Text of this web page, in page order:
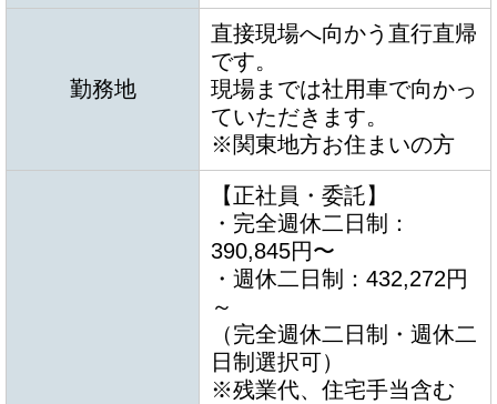
勤務地
直接現場へ向かう直行直帰
です。
現場までは社用車で向かっ
ていただきます。
※関東地方お住まいの方
【正社員・委託】
・完全週休二日制：
390,845円〜
・週休二日制：432,272円
～
（完全週休二日制・週休二
日制選択可）
※残業代、住宅手当含む